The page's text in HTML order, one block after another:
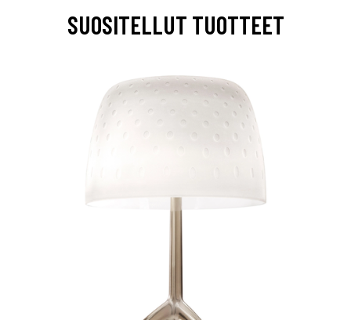
SUOSITELLUT TUOTTEET